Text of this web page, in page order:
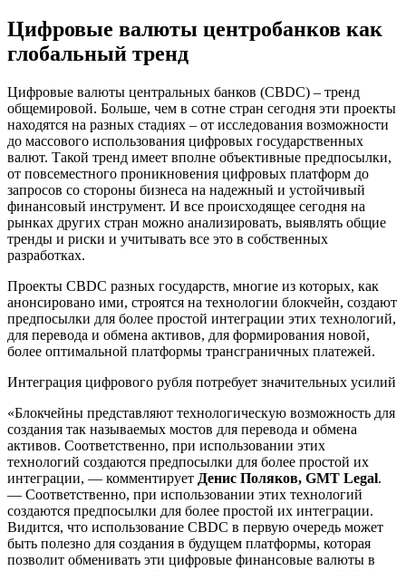
Цифровые валюты центробанков как
глобальный тренд
Цифровые валюты центральных банков (CBDC) – тренд
общемировой. Больше, чем в сотне стран сегодня эти проекты
находятся на разных стадиях – от исследования возможности
до массового использования цифровых государственных
валют. Такой тренд имеет вполне объективные предпосылки,
от повсеместного проникновения цифровых платформ до
запросов со стороны бизнеса на надежный и устойчивый
финансовый инструмент. И все происходящее сегодня на
рынках других стран можно анализировать, выявлять общие
тренды и риски и учитывать все это в собственных
разработках.
Проекты CBDC разных государств, многие из которых, как
анонсировано ими, строятся на технологии блокчейн, создают
предпосылки для более простой интеграции этих технологий,
для перевода и обмена активов, для формирования новой,
более оптимальной платформы трансграничных платежей.
Интеграция цифрового рубля потребует значительных усилий
«Блокчейны представляют технологическую возможность для
создания так называемых мостов для перевода и обмена
активов. Соответственно, при использовании этих
технологий создаются предпосылки для более простой их
интеграции, — комментирует Денис Поляков, GMT Legal.
— Соответственно, при использовании этих технологий
создаются предпосылки для более простой их интеграции.
Видится, что использование CBDC в первую очередь может
быть полезно для создания в будущем платформы, которая
позволит обменивать эти цифровые финансовые валюты в